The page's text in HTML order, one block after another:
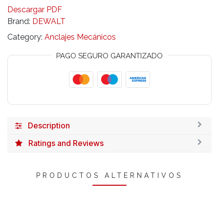
Descargar PDF
Brand: DEWALT
Category: Anclajes Mecánicos
PAGO SEGURO GARANTIZADO
Description
Ratings and Reviews
PRODUCTOS ALTERNATIVOS